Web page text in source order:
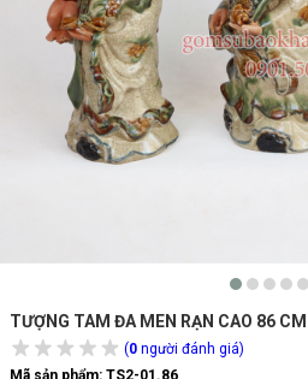
TƯỢNG TAM ĐA MEN RẠN CAO 86 CM
(0 người đánh giá)
Mã sản phẩm: TS2-01.86